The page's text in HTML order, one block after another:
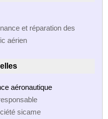
et réparation des
aérien
aéronautique
sicame